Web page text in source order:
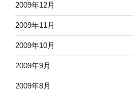
2009年12月
2009年11月
2009年10月
2009年9月
2009年8月